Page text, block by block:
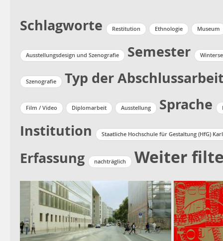
Schlagworte Restitution Ethnologie Museum
Ausstellungsdesign und Szenografie Semester
Szenografie Typ der
Film / Video Diplomarbeit Ausstellung Sprache
Institution Staatliche Hochschule für Gestaltung (HfG)
Erfassung nachträglich Weiter